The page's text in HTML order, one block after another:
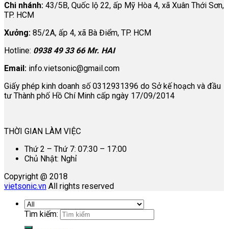
Chi nhánh: 43/5B, Quốc lộ 22, ấp Mỹ Hòa 4, xã Xuân Thới Sơn,
TP. HCM
Xưởng: 85/2A, ấp 4, xã Bà Điểm, TP. HCM
Hotline: 0938 49 33 66 Mr. HAI
Email: info.vietsonic@gmail.com
Giấy phép kinh doanh số 0312931396 do Sở kế hoạch và đầu
tư Thành phố Hồ Chí Minh cấp ngày 17/09/2014
THỜI GIAN LÀM VIỆC
Thứ 2 – Thứ 7: 07:30 – 17:00
Chủ Nhật: Nghỉ
Copyright @ 2018
vietsonic.vn All rights reserved
Tìm kiếm: